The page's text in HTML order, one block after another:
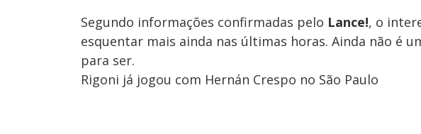
Segundo informações confirmadas pelo Lance!, o
esquentar mais ainda nas últimas horas. Ainda não é
para ser.
Rigoni já jogou com Hernán Crespo no São Paulo